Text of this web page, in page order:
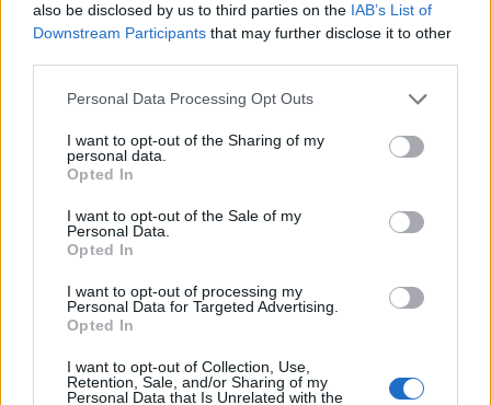
also be disclosed by us to third parties on the IAB’s List of
Downstream Participants that may further disclose it to other
Please note that this website/app uses one or more Google
not limited to your visit or usage behaviour. You may click to
grant or deny consent to Google and its third-party tags to
use your data for below specified purposes in below Google
consent section.
Personal Data Processing Opt Outs
I want to opt-out of the Sharing of my
personal data.
Opted In
I want to opt-out of the Sale of my
Personal Data.
Opted In
I want to opt-out of processing my
Personal Data for Targeted Advertising.
Opted In
I want to opt-out of Collection, Use,
Retention, Sale, and/or Sharing of my
Personal Data that Is Unrelated with the
Πυρόπληκτοι: Ποιοι δικαιούνται έως 6.000 ευρώ,
επιδότηση ενοικίου και στεγαστική συνδρομή
Τρίτη χρονιά με διεθνές ρεκόρ εσόδων για τη
Ρεάλ Μαδρίτης - «Κλειδί» το γήπεδο